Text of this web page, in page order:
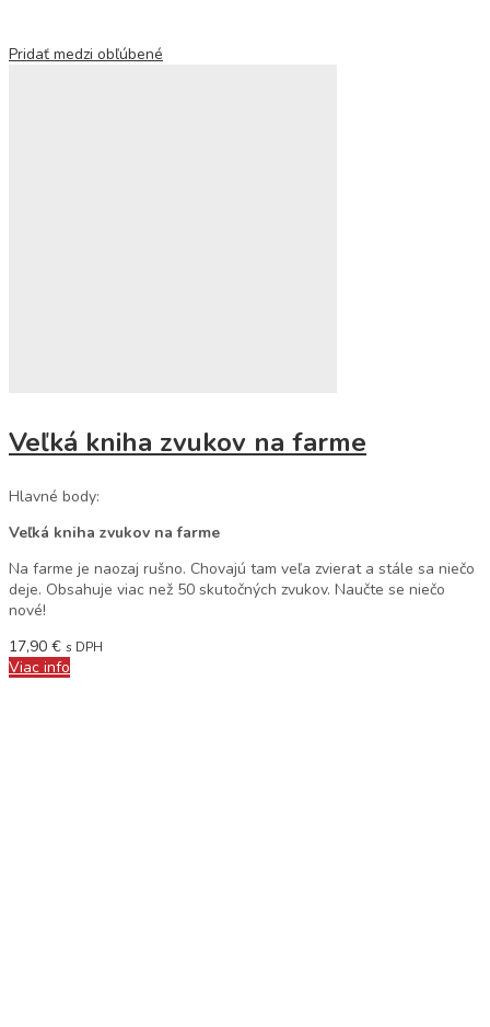
Pridať medzi obľúbené
Veľká kniha zvukov na farme
Hlavné body:
Veľká kniha zvukov na farme
Na farme je naozaj rušno. Chovajú tam veľa zvierat a stále sa niečo
deje. Obsahuje viac než 50 skutočných zvukov. Naučte se niečo
nové!
17,90 € s DPH
Viac info